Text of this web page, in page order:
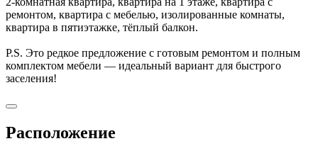
ремонтом, квартира с мебелью, изолированные комнаты,
квартира в пятиэтажке, тёплый балкон.
P.S. Это редкое предложение с готовым ремонтом и полным
комплектом мебели — идеальный вариант для быстрого
заселения!
Расположение